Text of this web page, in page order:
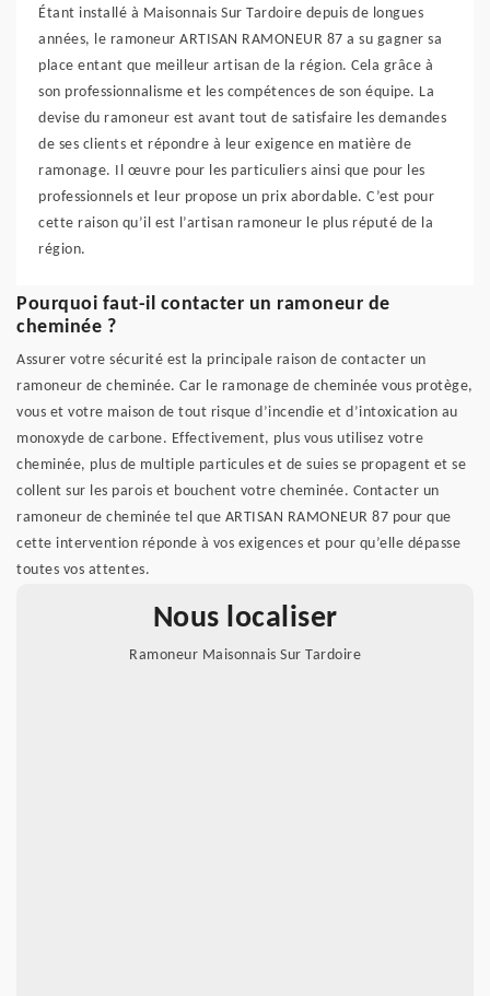
Étant installé à Maisonnais Sur Tardoire depuis de longues
années, le ramoneur ARTISAN RAMONEUR 87 a su gagner sa
place entant que meilleur artisan de la région. Cela grâce à
son professionnalisme et les compétences de son équipe. La
devise du ramoneur est avant tout de satisfaire les demandes
de ses clients et répondre à leur exigence en matière de
ramonage. Il œuvre pour les particuliers ainsi que pour les
professionnels et leur propose un prix abordable. C’est pour
cette raison qu’il est l’artisan ramoneur le plus réputé de la
région.
Pourquoi faut-il contacter un ramoneur de
cheminée ?
Assurer votre sécurité est la principale raison de contacter un
ramoneur de cheminée. Car le ramonage de cheminée vous protège,
vous et votre maison de tout risque d’incendie et d’intoxication au
monoxyde de carbone. Effectivement, plus vous utilisez votre
cheminée, plus de multiple particules et de suies se propagent et se
collent sur les parois et bouchent votre cheminée. Contacter un
ramoneur de cheminée tel que ARTISAN RAMONEUR 87 pour que
cette intervention réponde à vos exigences et pour qu’elle dépasse
toutes vos attentes.
Nous localiser
Ramoneur Maisonnais Sur Tardoire